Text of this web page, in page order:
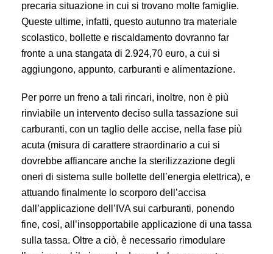
precaria situazione in cui si trovano molte famiglie.
Queste ultime, infatti, questo autunno tra materiale
scolastico, bollette e riscaldamento dovranno far
fronte a una stangata di 2.924,70 euro, a cui si
aggiungono, appunto, carburanti e alimentazione.
Per porre un freno a tali rincari, inoltre, non è più
rinviabile un intervento deciso sulla tassazione sui
carburanti, con un taglio delle accise, nella fase più
acuta (misura di carattere straordinario a cui si
dovrebbe affiancare anche la sterilizzazione degli
oneri di sistema sulle bollette dell’energia elettrica), e
attuando finalmente lo scorporo dell’accisa
dall’applicazione dell’IVA sui carburanti, ponendo
fine, così, all’insopportabile applicazione di una tassa
sulla tassa. Oltre a ciò, è necessario rimodulare